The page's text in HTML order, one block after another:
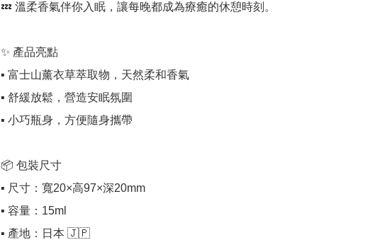
💤 溫柔香氣伴你入眠，讓每晚都成為療癒的休憩時刻。
✨ 產品亮點
▪️ 富士山薰衣草萃取物，天然柔和香氣
▪️ 舒緩放鬆，營造安眠氛圍
▪️ 小巧瓶身，方便隨身攜帶
📦 包裝尺寸
▪️ 尺寸：寬20×高97×深20mm
▪️ 容量：15ml
▪️ 產地：日本 🇯🇵